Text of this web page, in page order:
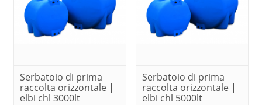
Serbatoio di prima
raccolta orizzontale |
elbi chl 3000lt
Serbatoio di prima
raccolta orizzontale |
elbi chl 5000lt